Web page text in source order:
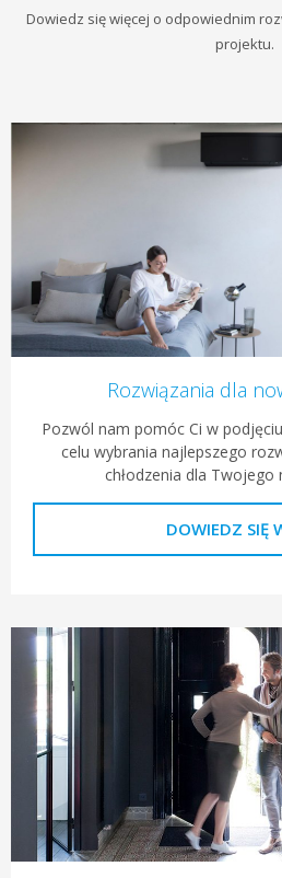
Dowiedz się więcej o odpowiednim
projektu.
Rozwiązania dla
Pozwól nam pomóc Ci w
celu wybrania najlepszego
chłodzenia dla
DOWIEDZ SIĘ